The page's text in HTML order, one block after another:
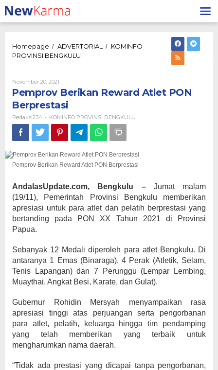
Lewati
ke
konten
Homepage / ADVERTORIAL / KOMINFO
PROVINSI BENGKULU
PON
November 20, 2021
Redaksi234
Pemprov Berikan Reward Atlet PON
Berprestasi
Redaksi234 - KOMINFO PROVINSI BENGKULU
Pemprov Berikan Reward Atlet PON Berprestasi
AndalasUpdate.com, Bengkulu – Jumat malam
(19/11), Pemerintah Provinsi Bengkulu memberikan
apresiasi untuk para atlet dan pelatih berprestasi yang
bertanding pada PON XX Tahun 2021 di Provinsi
Papua.
Sebanyak 12 Medali diperoleh para atlet Bengkulu. Di
antaranya 1 Emas (Binaraga), 4 Perak (Atletik, Selam,
Tenis Lapangan) dan 7 Perunggu (Lempar Lembing,
Muaythai, Angkat Besi, Karate, dan Gulat).
Gubernur Rohidin Mersyah menyampaikan rasa
apresiasi tinggi atas perjuangan serta pengorbanan
para atlet, pelatih, keluarga hingga tim pendamping
yang telah memberikan yang terbaik untuk
mengharumkan nama daerah.
“Tidak ada prestasi yang dicapai tanpa pengorbanan,